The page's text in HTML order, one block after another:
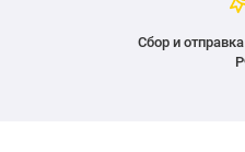
Сбор и